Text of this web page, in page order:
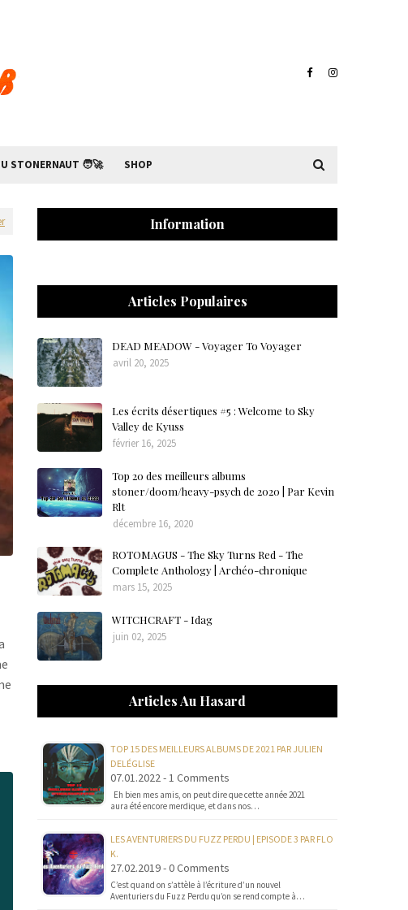
STONERNAUT 🧑‍🚀 SHOP
Information
Articles Populaires
DEAD MEADOW - Voyager To Voyager
avril 20, 2025
Les écrits désertiques #5 : Welcome to Sky
Valley de Kyuss
février 16, 2025
Top 20 des meilleurs albums
stoner/doom/heavy-psych de 2020 | Par Kevin
Rlt
décembre 16, 2020
ROTOMAGUS - The Sky Turns Red - The
Complete Anthology | Archéo-chronique
mars 15, 2025
WITCHCRAFT - Idag
juin 02, 2025
Articles Au Hasard
TOP 15 DES MEILLEURS ALBUMS DE 2021 PAR JULIEN
DELÉGLISE
07.01.2022 - 1 Comments
Eh bien mes amis, on peut dire que cette année 2021
aura été encore merdique, et dans nos…
LES AVENTURIERS DU FUZZ PERDU | EPISODE 3 PAR FLO
K.
27.02.2019 - 0 Comments
C’est quand on s’attèle à l’écriture d’un nouvel
Aventuriers du Fuzz Perdu qu’on se rend compte à…